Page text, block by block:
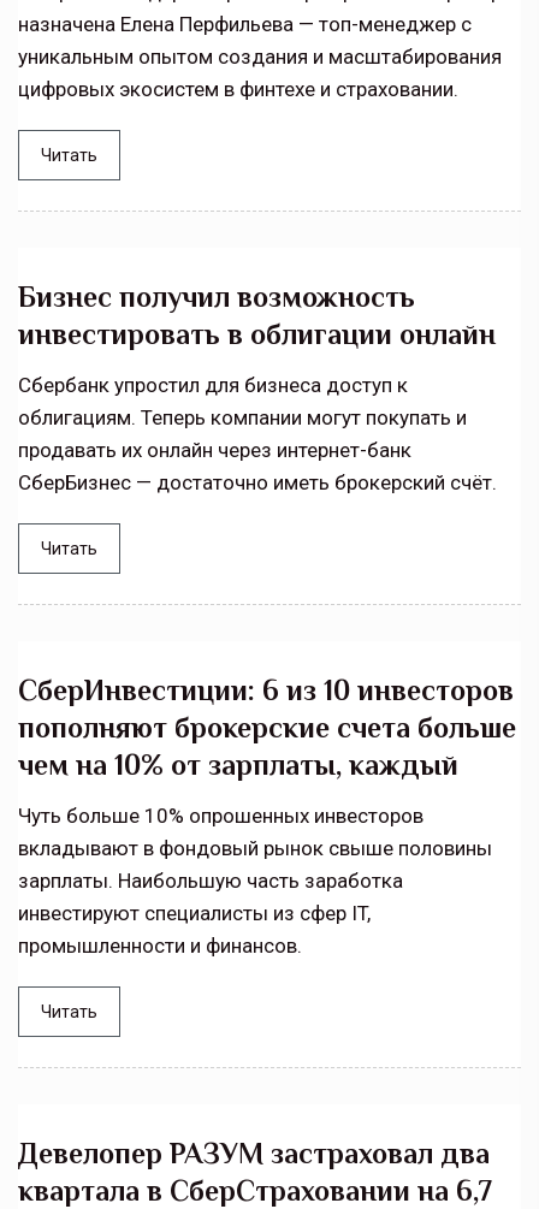
назначена Елена Перфильева — топ-менеджер с
уникальным опытом создания и масштабирования
цифровых экосистем в финтехе и страховании.
Читать
Бизнес получил возможность
инвестировать в облигации онлайн
Сбербанк упростил для бизнеса доступ к
облигациям. Теперь компании могут покупать и
продавать их онлайн через интернет-банк
СберБизнес — достаточно иметь брокерский счёт.
Читать
СберИнвестиции: 6 из 10 инвесторов
пополняют брокерские счета больше
чем на 10% от зарплаты, каждый
Чуть больше 10% опрошенных инвесторов
вкладывают в фондовый рынок свыше половины
зарплаты. Наибольшую часть заработка
инвестируют специалисты из сфер IT,
промышленности и финансов.
Читать
Девелопер РАЗУМ застраховал два
квартала в СберСтраховании на 6,7